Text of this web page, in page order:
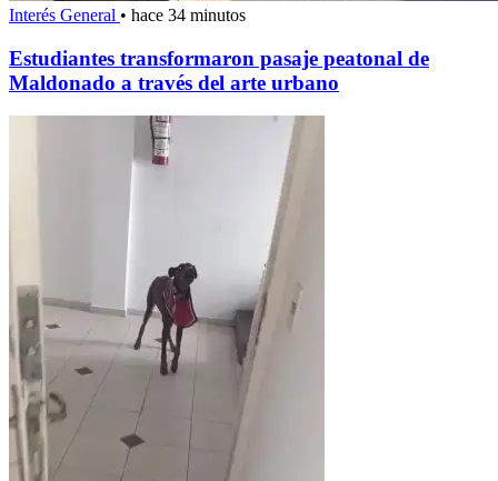
Interés General • hace 34 minutos
Estudiantes transformaron pasaje peatonal de
Maldonado a través del arte urbano